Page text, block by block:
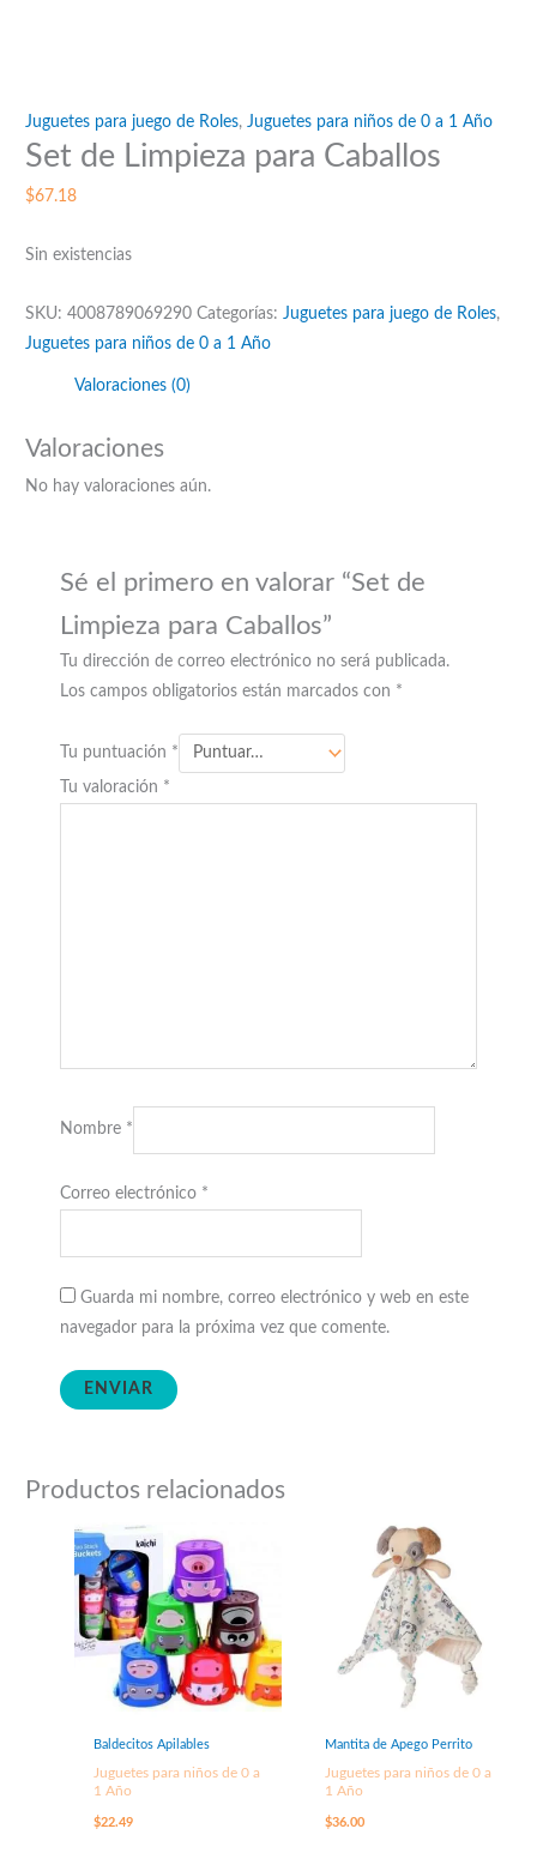
Juguetes para juego de Roles,Juguetes para niños de 0 a 1 Año
Set de Limpieza para Caballos
$67.18
Sin existencias
SKU:4008789069290 Categorías:Juguetes para juego de Roles,
Juguetes para niños de 0 a 1 Año
Valoraciones (0)
Valoraciones
No hay valoraciones aún.
Sé el primero en valorar “Set de
Limpieza para Caballos”
Tu dirección de correo electrónico no será publicada.
Los campos obligatorios están marcados con *
Tu puntuación *
Tu valoración *
Nombre *
Correo electrónico *
Guarda mi nombre, correo electrónico y web en este
navegador para la próxima vez que comente.
Productos relacionados
Baldecitos Apilables
Juguetes para niños de 0 a
1 Año
$22.49
Mantita de Apego Perrito
Juguetes para niños de 0 a
1 Año
$36.00